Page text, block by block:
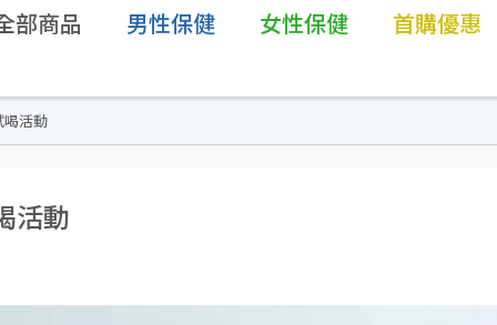
部商品 男性保健 女性保健 首購優惠
活動
活動